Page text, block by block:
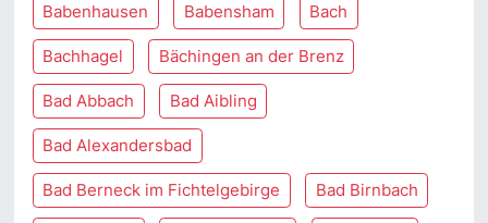
Babenhausen Babensham Bach
Bachhagel Bächingen an der Brenz
Bad Abbach Bad Aibling
Bad Alexandersbad
Bad Berneck im Fichtelgebirge Bad Birnbach